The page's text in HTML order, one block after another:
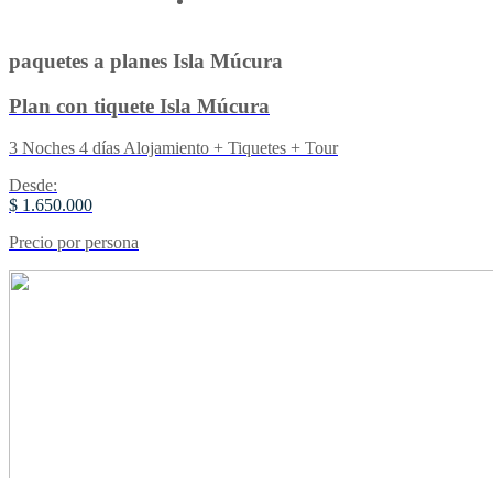
paquetes a planes Isla Múcura
Plan con tiquete Isla Múcura
3 Noches 4 días Alojamiento + Tiquetes + Tour
Desde:
$ 1.650.000
Precio por persona